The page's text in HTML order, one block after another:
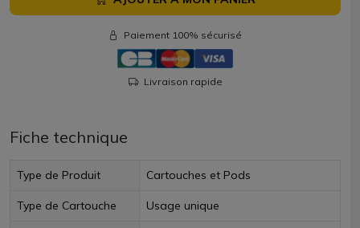
Paiement 100% sécurisé
Livraison rapide
Fiche technique
Type de Produit Cartouches et Pods
Type de Cartouche Usage unique